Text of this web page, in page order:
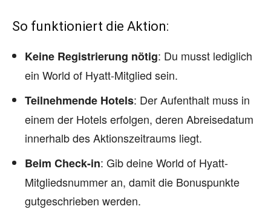
So funktioniert die Aktion:
Keine Registrierung nötig: Du musst lediglich
ein World of Hyatt-Mitglied sein.
Teilnehmende Hotels: Der Aufenthalt muss in
einem der Hotels erfolgen, deren Abreisedatum
innerhalb des Aktionszeitraums liegt.
Beim Check-in: Gib deine World of Hyatt-
Mitgliedsnummer an, damit die Bonuspunkte
gutgeschrieben werden.